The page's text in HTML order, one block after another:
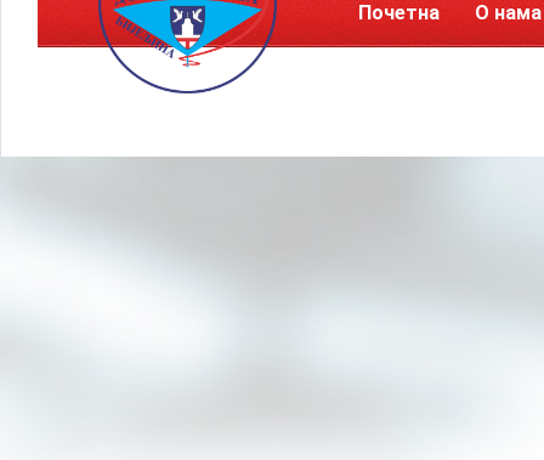
Почетна О нама